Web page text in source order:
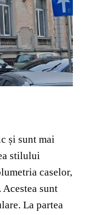
și sunt mai
stilului
caselor,
sunt
La partea